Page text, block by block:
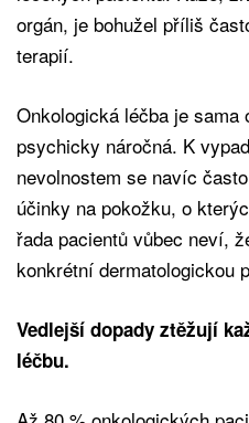
orgán, je bohužel příliš
terapií.
Onkologická léčba je
psychicky náročná. K
nevolnostem se navíc
účinky na pokožku, o
řada pacientů vůbec neví,
konkrétní dermatologickou
Vedlejší dopady ztěžují
léčbu.